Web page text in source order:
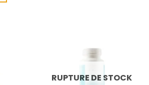
RUPTURE DE STOCK